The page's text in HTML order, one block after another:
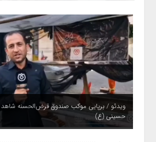
ویدئو / برپایی موکب صندوق قرض‌الحسنه شاهد
حسینی (ع)